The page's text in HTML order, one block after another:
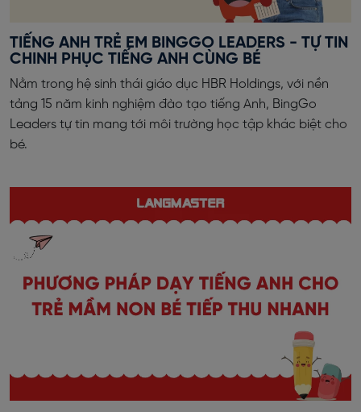
TIẾNG ANH TRẺ EM BINGGO LEADERS - TỰ TIN
CHINH PHỤC TIẾNG ANH CÙNG BÉ
Nằm trong hệ sinh thái giáo dục HBR Holdings, với nền
tảng 15 năm kinh nghiệm đào tạo tiếng Anh, BingGo
Leaders tự tin mang tới môi trường học tập khác biệt cho
bé.